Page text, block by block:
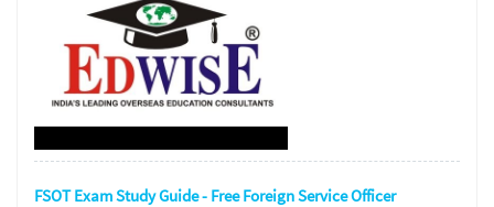
FSOT Exam Study Guide - Free Foreign Service Officer